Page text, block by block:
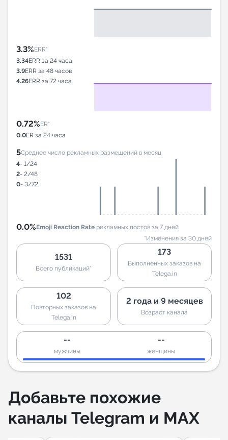
3.3%ERR*
3.34ERR за 24 часа
3.9ERR за 48 часов
4.26ERR за 72 часа
0.72%ER*
0.0ER за 24 часа
5Среднее число рекламных размещений в месяц
4- 1/24
2- 2/48
0- 3/72
0.0%Emoji Reaction Rate рекламных постов за 7 дней
*Изменения за 30 дней
1531
Всего публикаций*
173
Выполненных заказов на
Telega.in
102
Повторных заказов на
Telega.in
2 года и 9 месяцев
Возраст канала
--
мужчины
--
женщины
Добавьте похожие
каналы Telegram и MAX